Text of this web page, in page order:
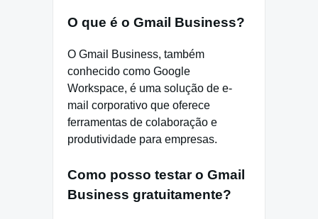
O que é o Gmail Business?
O Gmail Business, também
conhecido como Google
Workspace, é uma solução de e-
mail corporativo que oferece
ferramentas de colaboração e
produtividade para empresas.
Como posso testar o Gmail
Business gratuitamente?